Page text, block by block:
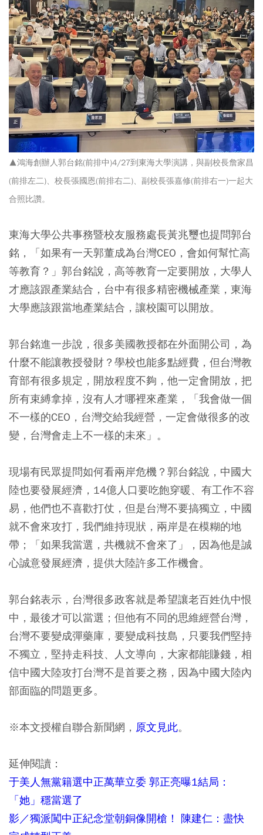
▲鴻海創辦人郭台銘(前排中)4/27到東海大學演講，與副校長詹家昌
(前排左二)、校長張國恩(前排右二)、副校長張嘉修(前排右一)一起大
合照比讚。
東海大學公共事務暨校友服務處長黃兆璽也提問郭台
銘，「如果有一天郭董成為台灣CEO，會如何幫忙高
等教育？」郭台銘說，高等教育一定要開放，大學人
才應該跟產業結合，台中有很多精密機械產業，東海
大學應該跟當地產業結合，讓校園可以開放。
郭台銘進一步說，很多美國教授都在外面開公司，為
什麼不能讓教授發財？學校也能多點經費，但台灣教
育部有很多規定，開放程度不夠，他一定會開放，把
所有束縛拿掉，沒有人才哪裡來產業，「我會做一個
不一樣的CEO，台灣交給我經營，一定會做很多的改
變，台灣會走上不一樣的未來」。
現場有民眾提問如何看兩岸危機？郭台銘說，中國大
陸也要發展經濟，14億人口要吃飽穿暖、有工作不容
易，他們也不喜歡打仗，但是台灣不要搞獨立，中國
就不會來攻打，我們維持現狀，兩岸是在模糊的地
帶；「如果我當選，共機就不會來了」，因為他是誠
心誠意發展經濟，提供大陸許多工作機會。
郭台銘表示，台灣很多政客就是希望讓老百姓仇中恨
中，最後才可以當選；但他有不同的思維經營台灣，
台灣不要變成彈藥庫，要變成科技島，只要我們堅持
不獨立，堅持走科技、人文導向，大家都能賺錢，相
信中國大陸攻打台灣不是首要之務，因為中國大陸內
部面臨的問題更多。
※本文授權自聯合新聞網， 原文見此。
延伸閱讀：
于美人無黨籍選中正萬華立委 郭正亮曝1結局：
「她」穩當選了
影／獨派闖中正紀念堂朝銅像開槍！ 陳建仁：盡快